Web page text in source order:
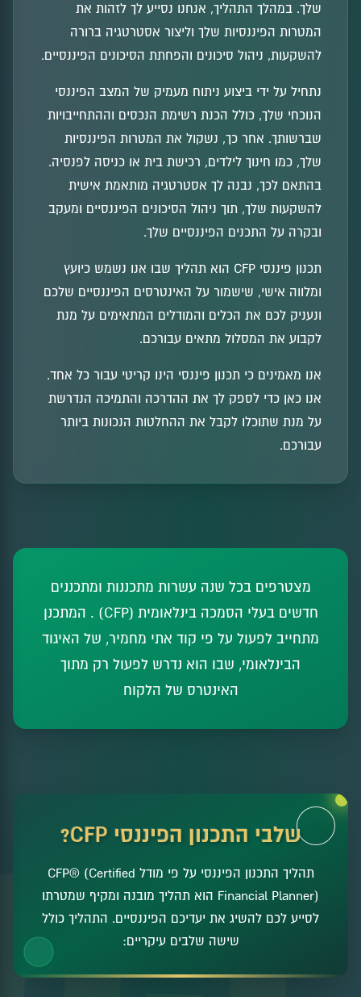
שלך. במהלך התהליך, אנחנו נסייע לך לזהות את
המטרות הפיננסיות שלך וליצור אסטרטגיה ברורה
להשקעות, ניהול סיכונים והפחתת הסיכונים הפיננסיים.
נתחיל על ידי ביצוע ניתוח מעמיק של המצב הפיננסי
הנוכחי שלך, כולל הכנת רשימת הנכסים וההתחייבויות
שברשותך. אחר כך, נשקול את המטרות הפיננסיות
שלך, כמו חינוך לילדים, רכישת בית או כניסה לפנסיה.
בהתאם לכך, נבנה לך אסטרטגיה מותאמת אישית
להשקעות שלך, תוך ניהול הסיכונים הפיננסיים ומעקב
ובקרה על התכנים הפיננסיים שלך.
תכנון פיננסי CFP הוא תהליך שבו אנו נשמש כיועץ
ומלווה אישי, שישמור על האינטרסים הפיננסיים שלכם
ונעניק לכם את הכלים והמודלים המתאימים על מנת
לקבוע את המסלול מתאים עבורכם.
אנו מאמינים כי תכנון פיננסי הינו קריטי עבור כל אחד.
אנו כאן כדי לספק לך את ההדרכה והתמיכה הנדרשת
על מנת שתוכלו לקבל את ההחלטות הנכונות ביותר
עבורכם.
מצטרפים בכל שנה עשרות מתכננות ומתכננים
חדשים בעלי הסמכה בינלאומית (CFP) . המתכנן
מתחייב לפעול על פי קוד אתי מחמיר, של האיגוד
הבינלאומי, שבו הוא נדרש לפעול רק מתוך
האינטרס של הלקוח
שלבי התכנון הפיננסי CFP?
תהליך התכנון הפיננסי על פי מודל CFP® (Certified
Financial Planner) הוא תהליך מובנה ומקיף שמטרתו
לסייע לכם להשיג את יעדיכם הפיננסיים. התהליך כולל
שישה שלבים עיקריים: